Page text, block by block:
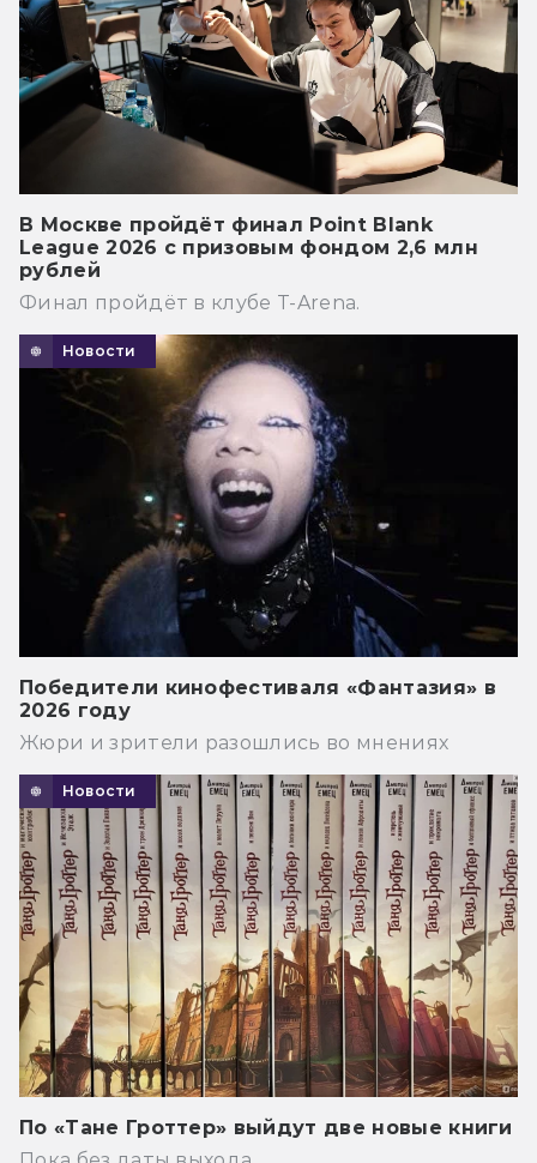
В Москве пройдёт финал Point Blank
League 2026 с призовым фондом 2,6 млн
рублей
Финал пройдёт в клубе T-Arena.
Новости
Победители кинофестиваля «Фантазия» в
2026 году
Жюри и зрители разошлись во мнениях
Новости
По «Тане Гроттер» выйдут две новые книги